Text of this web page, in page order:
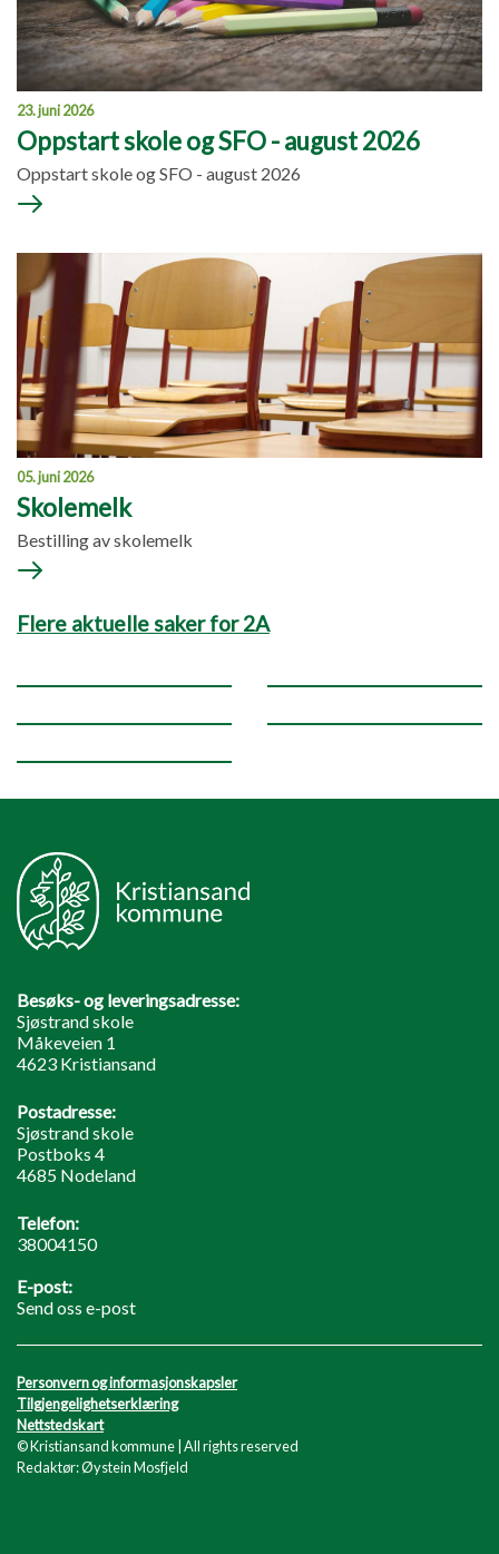
23. juni 2026
Oppstart skole og SFO - august 2026
Oppstart skole og SFO - august 2026
05. juni 2026
Skolemelk
Bestilling av skolemelk
Flere aktuelle saker for 2A
Besøks- og leveringsadresse:
Sjøstrand skole
Måkeveien 1
4623 Kristiansand
Postadresse:
Sjøstrand skole
Postboks 4
4685 Nodeland
Telefon:
38004150
E-post:
Send oss e-post
Personvern og informasjonskapsler
Tilgjengelighetserklæring
Nettstedskart
© Kristiansand kommune | All rights reserved
Redaktør: Øystein Mosfjeld